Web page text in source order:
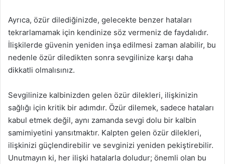
Ayrıca, özür dilediğinizde, gelecekte benzer hataları
tekrarlamamak için kendinize söz vermeniz de faydalıdır.
İlişkilerde güvenin yeniden inşa edilmesi zaman alabilir, bu
nedenle özür diledikten sonra sevgilinize karşı daha
dikkatli olmalısınız.
Sevgilinize kalbinizden gelen özür dilekleri, ilişkinizin
sağlığı için kritik bir adımdır. Özür dilemek, sadece hataları
kabul etmek değil, aynı zamanda sevgi dolu bir kalbin
samimiyetini yansıtmaktır. Kalpten gelen özür dilekleri,
ilişkinizi güçlendirebilir ve sevginizi yeniden pekiştirebilir.
Unutmayın ki, her ilişki hatalarla doludur; önemli olan bu